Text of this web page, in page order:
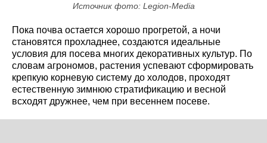
Источник фото: Legion-Media
Пока почва остается хорошо прогретой, а ночи
становятся прохладнее, создаются идеальные
условия для посева многих декоративных культур. По
словам агрономов, растения успевают сформировать
крепкую корневую систему до холодов, проходят
естественную зимнюю стратификацию и весной
всходят дружнее, чем при весеннем посеве.